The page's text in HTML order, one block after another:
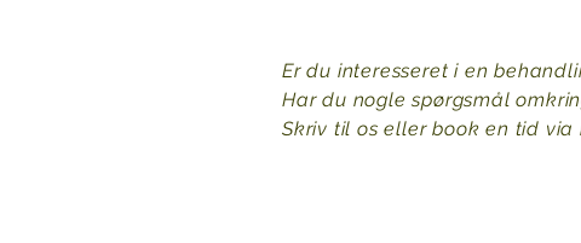
Er du interesseret i en
Har du nogle spørgsmål
Skriv til os eller book en tid via